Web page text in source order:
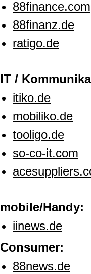
88finance.com
88finanz.de
ratigo.de
IT /
itiko.de
mobiliko.de
tooligo.de
so-co-it.com
mobile/Handy:
iinews.de
Consumer:
88news.de